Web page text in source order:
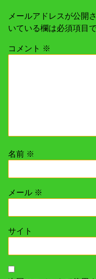
メールアドレスが公開
いている欄は必須項目
コメント ※
名前 ※
メール ※
サイト